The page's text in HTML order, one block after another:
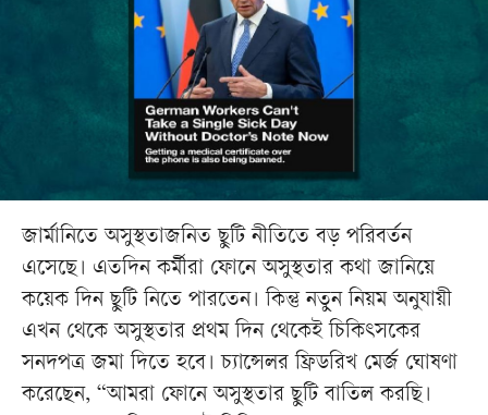
জার্মানিতে অসুস্থতাজনিত ছুটি নীতিতে বড় পরিবর্তন
এসেছে। এতদিন কর্মীরা ফোনে অসুস্থতার কথা জানিয়ে
কয়েক দিন ছুটি নিতে পারতেন। কিন্তু নতুন নিয়ম অনুযায়ী
এখন থেকে অসুস্থতার প্রথম দিন থেকেই চিকিৎসকের
সনদপত্র জমা দিতে হবে। চ্যান্সেলর ফ্রিডরিখ মের্জ ঘোষণা
করেছেন, “আমরা ফোনে অসুস্থতার ছুটি বাতিল করছি।